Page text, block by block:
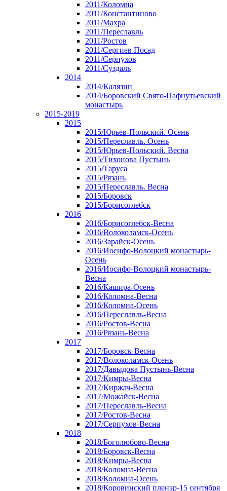
2011/Коломна
2011/Константиново
2011/Махра
2011/Переславль
2011/Ростов
2011/Сергиев Посад
2011/Серпухов
2011/Суздаль
2014
2014/Калязин
2014/Боровский Свято-Пафнутьевский
монастырь
2015-2019
2015
2015/Юрьев-Польский. Осень
2015/Переславль. Осень
2015/Юрьев-Польский. Весна
2015/Тихонова Пустынь
2015/Таруса
2015/Рязань
2015/Переславль. Весна
2015/Боровск
2015/Борисоглебск
2016
2016/Борисоглебск-Весна
2016/Волоколамск-Осень
2016/Зарайск-Осень
2016/Иосифо-Волоцкий монастырь-
Осень
2016/Иосифо-Волоцкий монастырь-
Весна
2016/Кашира-Осень
2016/Коломна-Весна
2016/Коломна-Осень
2016/Переславль-Весна
2016/Ростов-Весна
2016/Рязань-Весна
2017
2017/Боровск-Весна
2017/Волоколамск-Осень
2017/Давыдова Пустынь-Весна
2017/Кимры-Весна
2017/Киржач-Весна
2017/Можайск-Весна
2017/Переславль-Весна
2017/Ростов-Весна
2017/Серпухов-Весна
2018
2018/Боголюбово-Весна
2018/Боровск-Весна
2018/Кимры-Весна
2018/Коломна-Весна
2018/Коломна-Осень
2018/Коровинский пленэр-15 сентября